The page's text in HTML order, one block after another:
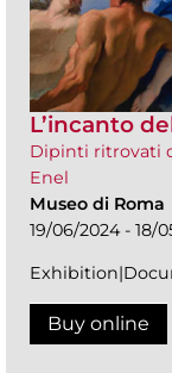
L’incanto
Dipinti ritrovati
Enel
Museo di Roma
19/06/2024 - 18/
Buy online